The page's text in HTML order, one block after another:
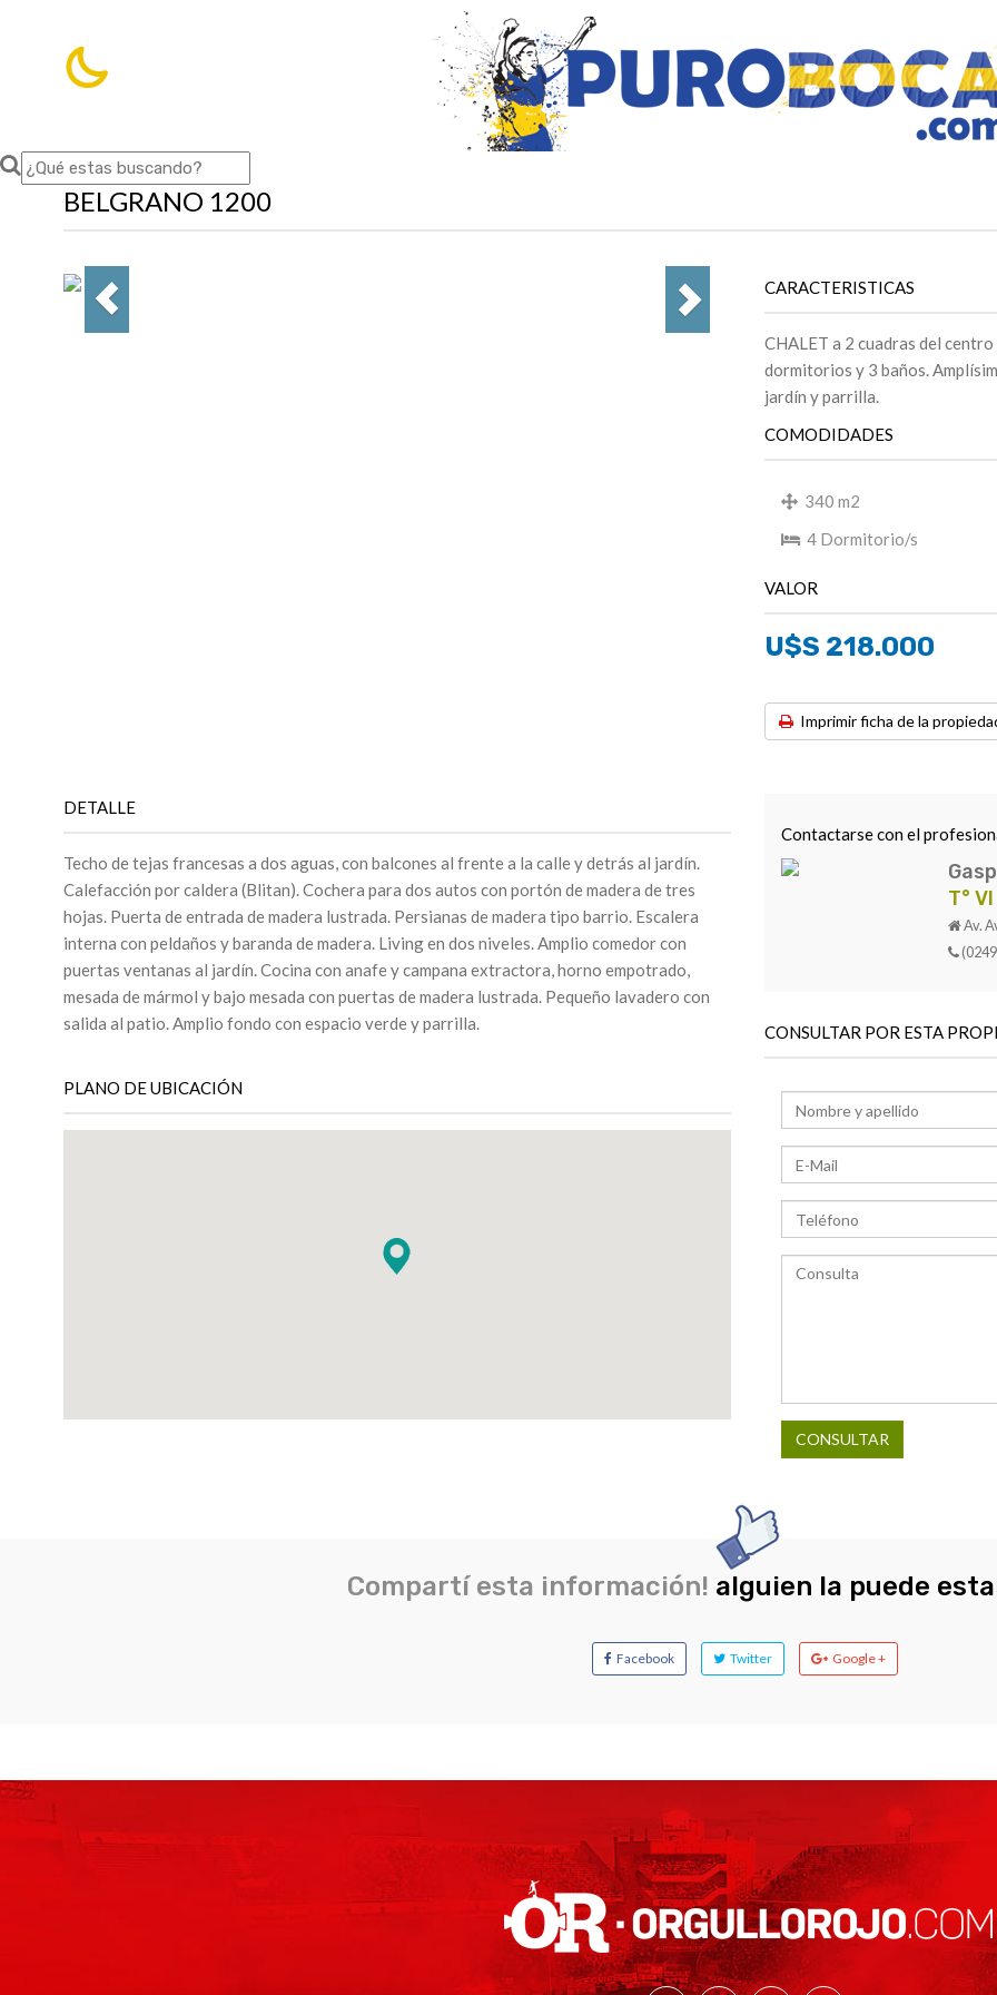
BELGRANO 1200
CARACTERISTICAS
CHALET a 2 cuadras del
dormitorios y 3 baños.
jardín y parrilla.
COMODIDADES
340 m2
4 Dormitorio/s
VALOR
U$S 218.000
Imprimir ficha de la
DETALLE
Techo de tejas francesas a dos aguas, con balcones al frente a la calle y detrás al jardín.
Calefacción por caldera (Blitan). Cochera para dos autos con portón de madera de tres
hojas. Puerta de entrada de madera lustrada. Persianas de madera tipo barrio. Escalera
interna con peldaños y baranda de madera. Living en dos niveles. Amplio comedor con
puertas ventanas al jardín. Cocina con anafe y campana extractora, horno empotrado,
mesada de mármol y bajo mesada con puertas de madera lustrada. Pequeño lavadero con
salida al patio. Amplio fondo con espacio verde y parrilla.
PLANO DE UBICACIÓN
Contactarse con el
T°
Av.
CONSULTAR POR ESTA
CONSULTAR
Compartí esta información! alguien la puede
Facebook Twitter Google +